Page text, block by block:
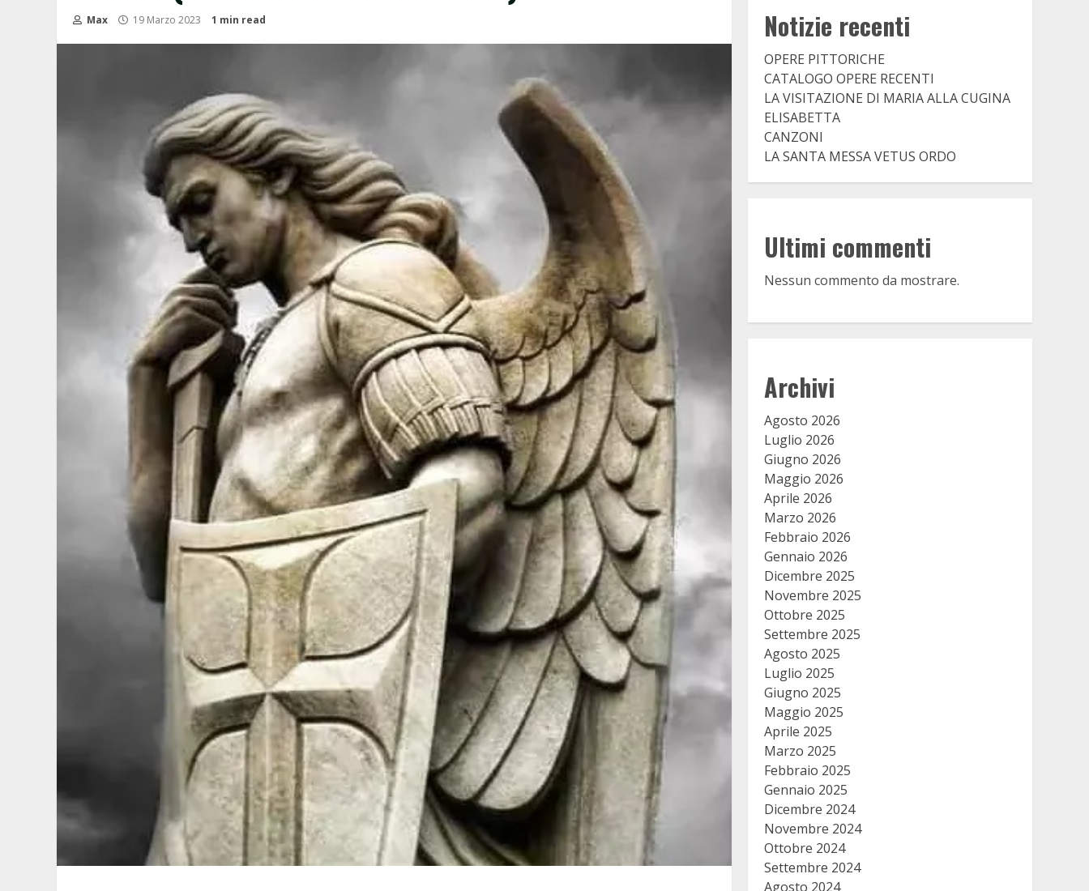
Max 19 Marzo 2023 1 min read Notizie recenti
OPERE PITTORICHE
CATALOGO OPERE RECENTI
LA VISITAZIONE DI MARIA ALLA CUGINA
ELISABETTA
CANZONI
LA SANTA MESSA VETUS ORDO
Ultimi commenti
Nessun commento da mostrare.
Archivi
Agosto 2026
Luglio 2026
Giugno 2026
Maggio 2026
Aprile 2026
Marzo 2026
Febbraio 2026
Gennaio 2026
Dicembre 2025
Novembre 2025
Ottobre 2025
Settembre 2025
Agosto 2025
Luglio 2025
Giugno 2025
Maggio 2025
Aprile 2025
Marzo 2025
Febbraio 2025
Gennaio 2025
Dicembre 2024
Novembre 2024
Ottobre 2024
Settembre 2024
Agosto 2024